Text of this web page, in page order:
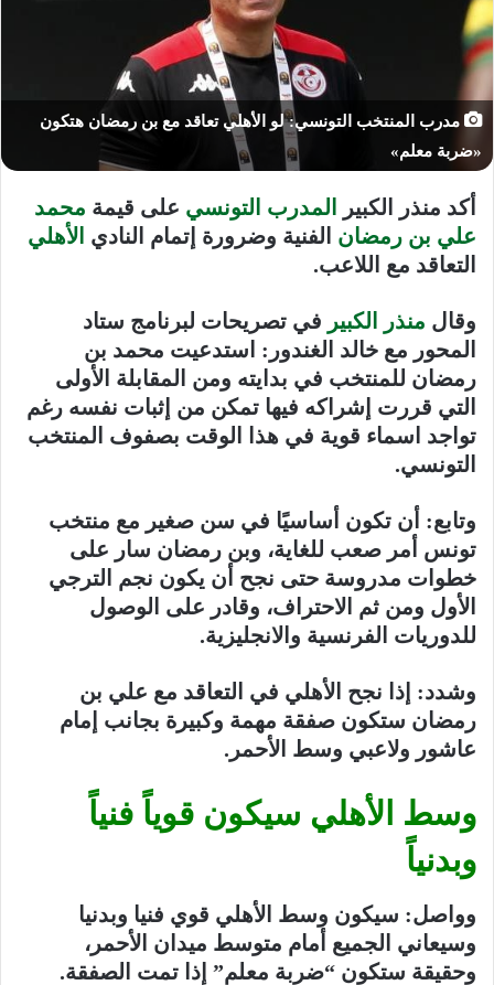
مدرب المنتخب التونسي: لو الأهلي تعاقد مع بن رمضان هتكون
«ضربة معلم»
أكد منذر الكبير المدرب التونسي على قيمة محمد
علي بن رمضان الفنية وضرورة إتمام النادي الأهلي
التعاقد مع اللاعب.
وقال منذر الكبير في تصريحات لبرنامج ستاد
المحور مع خالد الغندور: استدعيت محمد بن
رمضان للمنتخب في بدايته ومن المقابلة الأولى
التي قررت إشراكه فيها تمكن من إثبات نفسه رغم
تواجد اسماء قوية في هذا الوقت بصفوف المنتخب
التونسي.
وتابع: أن تكون أساسيًا في سن صغير مع منتخب
تونس أمر صعب للغاية، وبن رمضان سار على
خطوات مدروسة حتى نجح أن يكون نجم الترجي
الأول ومن ثم الاحتراف، وقادر على الوصول
للدوريات الفرنسية والانجليزية.
وشدد: إذا نجح الأهلي في التعاقد مع علي بن
رمضان ستكون صفقة مهمة وكبيرة بجانب إمام
عاشور ولاعبي وسط الأحمر .
وسط الأهلي سيكون قوياً فنياً
وبدنياً
وواصل: سيكون وسط الأهلي قوي فنيا وبدنيا
وسيعاني الجميع أمام متوسط ميدان الأحمر،
وحقيقة ستكون “ضربة معلم” إذا تمت الصفقة.